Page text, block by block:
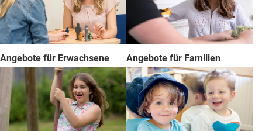
Angebote für Erwachsene Angebote für Familien